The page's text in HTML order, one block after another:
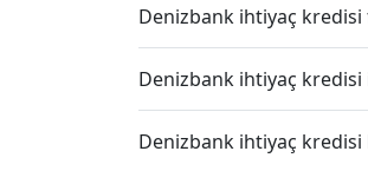
Denizbank ihtiyaç kredisi
Denizbank ihtiyaç
Denizbank ihtiyaç kredisi